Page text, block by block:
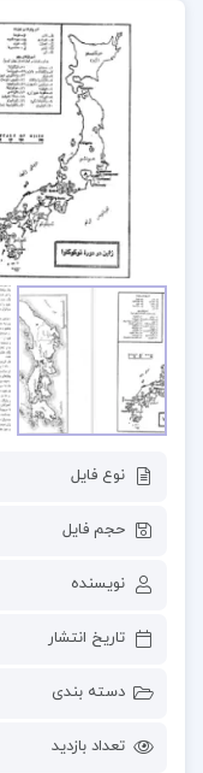
نوع فایل
حجم فایل
نویسنده
تاریخ انتشار
دسته بندی
تعداد بازدید